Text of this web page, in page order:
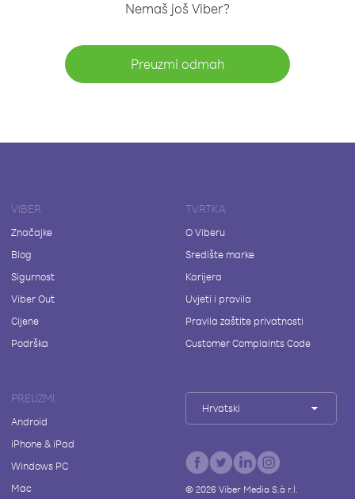
Nemaš još Viber?
Preuzmi odmah
VIBER
Značajke
Blog
Sigurnost
Viber Out
Cijene
Podrška
TVRTKA
O Viberu
Središte marke
Karijera
Uvjeti i pravila
Pravila zaštite privatnosti
Customer Complaints Code
PREUZMI
Android
iPhone & iPad
Windows PC
Mac
Hrvatski
© 2026Viber Media S.à r.l.